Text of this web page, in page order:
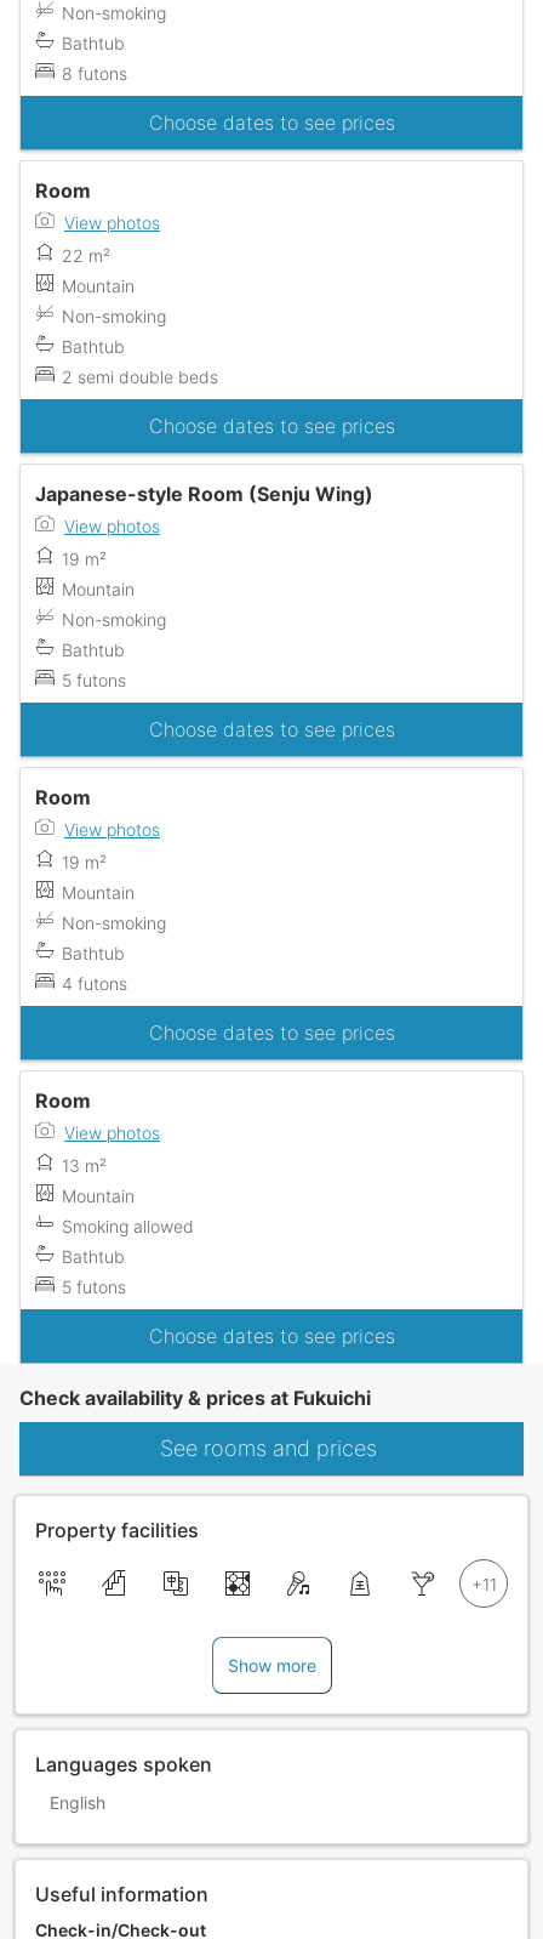
Non-smoking
Bathtub
8 futons
Choose dates to see prices
Room
View photos
22 m²
Mountain
Non-smoking
Bathtub
2 semi double beds
Choose dates to see prices
Japanese-style Room (Senju Wing)
View photos
19 m²
Mountain
Non-smoking
Bathtub
5 futons
Choose dates to see prices
Room
View photos
19 m²
Mountain
Non-smoking
Bathtub
4 futons
Choose dates to see prices
Room
View photos
13 m²
Mountain
Smoking allowed
Bathtub
5 futons
Choose dates to see prices
Check availability & prices at Fukuichi
See rooms and prices
Property facilities
Show more
Languages spoken
English
Useful information
Check-in/Check-out